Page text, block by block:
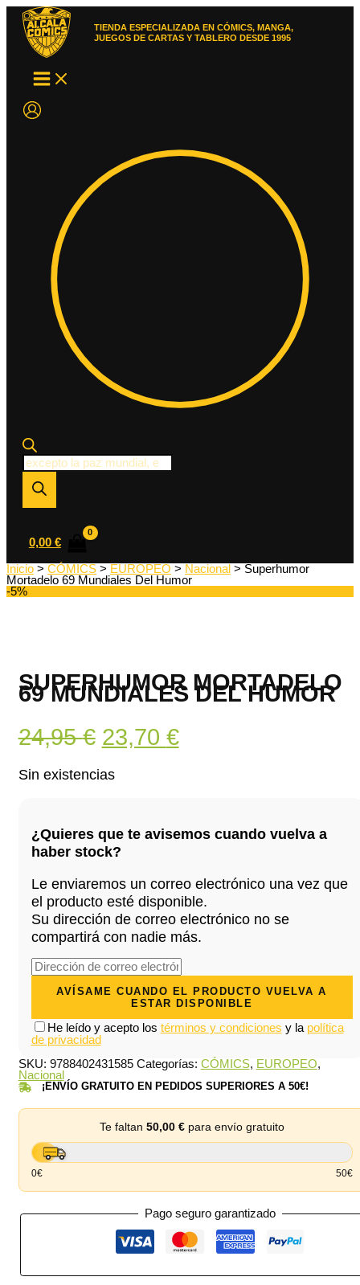
contenido
TIENDA ESPECIALIZADA EN CÓMICS, MANGA,
JUEGOS DE CARTAS Y TABLERO DESDE 1995
Búsqueda
de
productos
0,00 €
Inicio > CÓMICS > EUROPEO > Nacional > Superhumor
Mortadelo 69 Mundiales Del Humor
-5%
SUPERHUMOR MORTADELO
69 MUNDIALES DEL HUMOR
24,95€ El
precio
era:
24,95 €.
23,70 €El
Sin existencias
¿Quieres que te avisemos cuando vuelva a
haber stock?
Le enviaremos un correo electrónico una vez que
el producto esté disponible.
Su dirección de correo electrónico no se
compartirá con nadie más.
He leído y acepto los términos y condiciones y la política
de privacidad
SKU: 9788402431585 Categorías: CÓMICS, EUROPEO,
Nacional
¡ENVÍO GRATUITO EN PEDIDOS SUPERIORES A 50€!
Te faltan 50,00 €para envío gratuito
0€ 50€
Pago seguro garantizado